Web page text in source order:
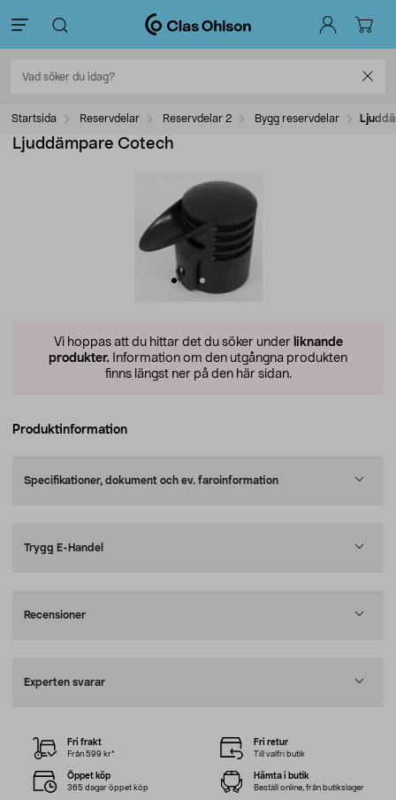
Startsida Reservdelar Reservdelar 2 Bygg reservdelar
Ljuddämpare Cotech
Vi hoppas att du hittar det du söker under liknande
produkter. Information om den utgångna produkten
finns längst ner på den här sidan.
Produktinformation
Specifikationer, dokument och ev. faroinformation
Trygg E-Handel
Recensioner
Experten svarar
Fri frakt
Från 599 kr*
Fri retur
Till valfri butik
Öppet köp
365 dagar öppet köp
Hämta i butik
Beställ online, från butikslager